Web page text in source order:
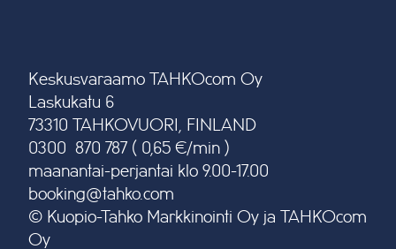
Keskusvaraamo TAHKOcom Oy
Laskukatu 6
73310 TAHKOVUORI, FINLAND
0300 870 787 ( 0,65 €/min )
maanantai-perjantai klo 9.00-17.00
booking@tahko.com
© Kuopio-Tahko Markkinointi Oy ja TAHKOcom
Oy